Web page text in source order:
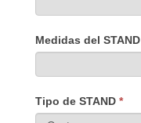
Medidas del STAND
Tipo de STAND *